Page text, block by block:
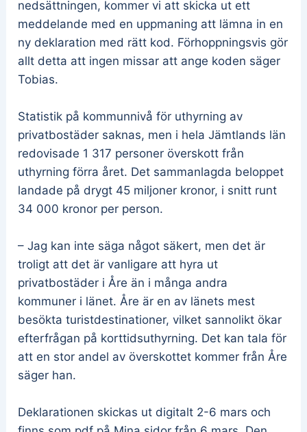
nedsättningen, kommer vi att skicka ut ett
meddelande med en uppmaning att lämna in en
ny deklaration med rätt kod. Förhoppningsvis gör
allt detta att ingen missar att ange koden säger
Tobias.
Statistik på kommunnivå för uthyrning av
privatbostäder saknas, men i hela Jämtlands län
redovisade 1 317 personer överskott från
uthyrning förra året. Det sammanlagda beloppet
landade på drygt 45 miljoner kronor, i snitt runt
34 000 kronor per person.
– Jag kan inte säga något säkert, men det är
troligt att det är vanligare att hyra ut
privatbostäder i Åre än i många andra
kommuner i länet. Åre är en av länets mest
besökta turistdestinationer, vilket sannolikt ökar
efterfrågan på korttidsuthyrning. Det kan tala för
att en stor andel av överskottet kommer från Åre
säger han.
Deklarationen skickas ut digitalt 2-6 mars och